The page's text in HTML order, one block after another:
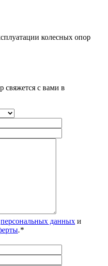
колесных опор
свяжется с вами в
персональных данных и
.*